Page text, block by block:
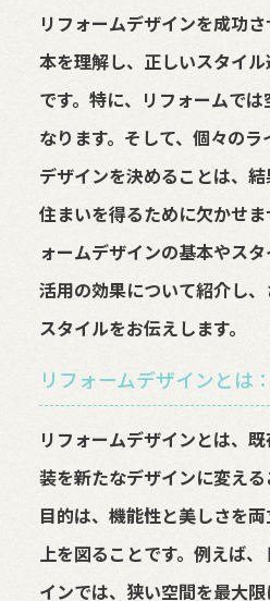
リフォームデザインを成功
本を理解し、正しいスタイ
です。特に、リフォームで
なります。そして、個々の
デザインを決めることは、
住まいを得るために欠かせ
ォームデザインの基本やス
活用の効果について紹介し
スタイルをお伝えします。
リフォームデザインとは
リフォームデザインとは、
装を新たなデザインに変え
目的は、機能性と美しさを
上を図ることです。例えば
インでは、狭い空間を最大